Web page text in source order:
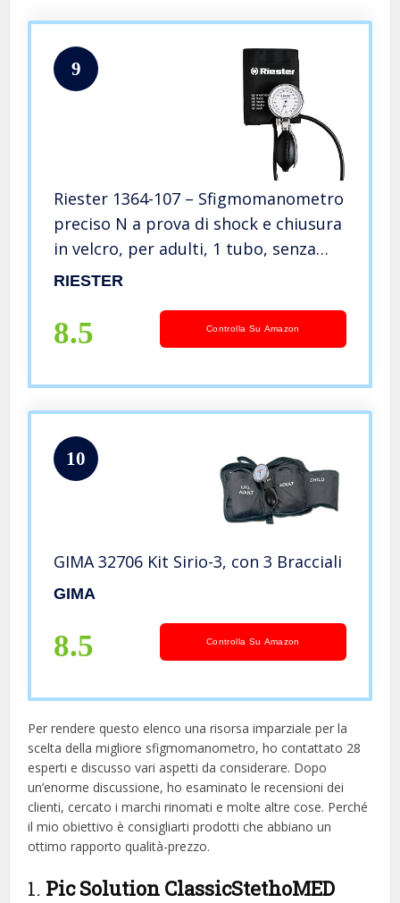
9
Riester 1364-107 – Sfigmomanometro
preciso N a prova di shock e chiusura
in velcro, per adulti, 1 tubo, senza
lattice
RIESTER
8.5 Controlla Su Amazon
10
GIMA 32706 Kit Sirio-3, con 3 Bracciali
GIMA
8.5 Controlla Su Amazon
Per rendere questo elenco una risorsa imparziale per la
scelta della migliore sfigmomanometro, ​​ho contattato 28
esperti e discusso vari aspetti da considerare. Dopo
un’enorme discussione, ho esaminato le recensioni dei
clienti, cercato i marchi rinomati e molte altre cose. Perché
il mio obiettivo è consigliarti prodotti che abbiano un
ottimo rapporto qualità-prezzo.
1. Pic Solution ClassicStethoMED